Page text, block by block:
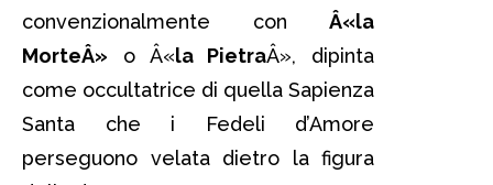
convenzionalmente con Â«la
MorteÂ» o Â«la PietraÂ», dipinta
come occultatrice di quella Sapienza
Santa che i Fedeli d’Amore
perseguono velata dietro la figura